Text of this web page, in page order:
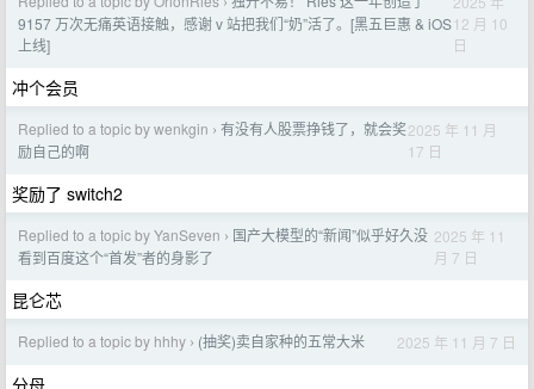
9157 万次无痛英语接触，感谢 v 站把我们“奶”活了。[黑五巨惠 & iOS
上线]
12 月 10
日
冲个会员
Replied to a topic by wenkgin › 有没有人股票挣钱了，就会奖
励自己的啊
2025 年 11 月
17 日
奖励了 switch2
Replied to a topic by YanSeven › 国产大模型的“新闻”似乎好久没
看到百度这个“首发”者的身影了
2025 年 11
月 7 日
昆仑芯
Replied to a topic by hhhy › (抽奖)卖自家种的五常大米 2025 年 11 月 7 日
分母